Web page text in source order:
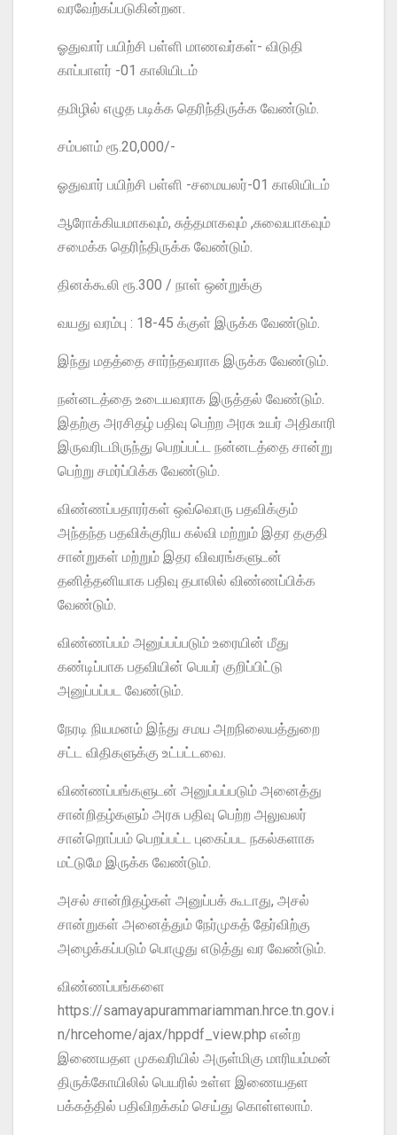
வரவேற்கப்படுகின்றன.
ஓதுவார் பயிற்சி பள்ளி மாணவர்கள்- விடுதி
காப்பாளர் -01 காலியிடம்
தமிழில் எழுத படிக்க தெரிந்திருக்க வேண்டும்.
சம்பளம் ரூ.20,000/-
ஓதுவார் பயிற்சி பள்ளி -சமையலர்-01 காலியிடம்
ஆரோக்கியமாகவும், சுத்தமாகவும் ,சுவையாகவும்
சமைக்க தெரிந்திருக்க வேண்டும்.
தினக்கூலி ரூ.300 / நாள் ஒன்றுக்கு
வயது வரம்பு : 18-45 க்குள் இருக்க வேண்டும்.
இந்து மதத்தை சார்ந்தவராக இருக்க வேண்டும்.
நன்னடத்தை உடையவராக இருத்தல் வேண்டும்.
இதற்கு அரசிதழ் பதிவு பெற்ற அரசு உயர் அதிகாரி
இருவரிடமிருந்து பெறப்பட்ட நன்னடத்தை சான்று
பெற்று சமர்ப்பிக்க வேண்டும்.
விண்ணப்பதாரர்கள் ஒவ்வொரு பதவிக்கும்
அந்தந்த பதவிக்குரிய கல்வி மற்றும் இதர தகுதி
சான்றுகள் மற்றும் இதர விவரங்களுடன்
தனித்தனியாக பதிவு தபாலில் விண்ணப்பிக்க
வேண்டும்.
விண்ணப்பம் அனுப்பப்படும் உரையின் மீது
கண்டிப்பாக பதவியின் பெயர் குறிப்பிட்டு
அனுப்பப்பட வேண்டும்.
நேரடி நியமனம் இந்து சமய அறநிலையத்துறை
சட்ட விதிகளுக்கு உட்பட்டவை.
விண்ணப்பங்களுடன் அனுப்பப்படும் அனைத்து
சான்றிதழ்களும் அரசு பதிவு பெற்ற அலுவலர்
சான்றொப்பம் பெறப்பட்ட புகைப்பட நகல்களாக
மட்டுமே இருக்க வேண்டும்.
அசல் சான்றிதழ்கள் அனுப்பக் கூடாது, அசல்
சான்றுகள் அனைத்தும் நேர்முகத் தேர்விற்கு
அழைக்கப்படும் பொழுது எடுத்து வர வேண்டும்.
விண்ணப்பங்களை
https://samayapurammariamman.hrce.tn.gov.i
n/hrcehome/ajax/hppdf_view.php என்ற
இணையதள முகவரியில் அருள்மிகு மாரியம்மன்
திருக்கோயிலில் பெயரில் உள்ள இணையதள
பக்கத்தில் பதிவிறக்கம் செய்து கொள்ளலாம்.